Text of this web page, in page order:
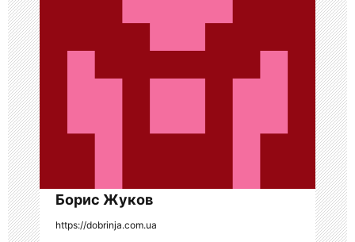
п
о
з
а
п
и
с
я
Борис Жуков
https://dobrinja.com.ua